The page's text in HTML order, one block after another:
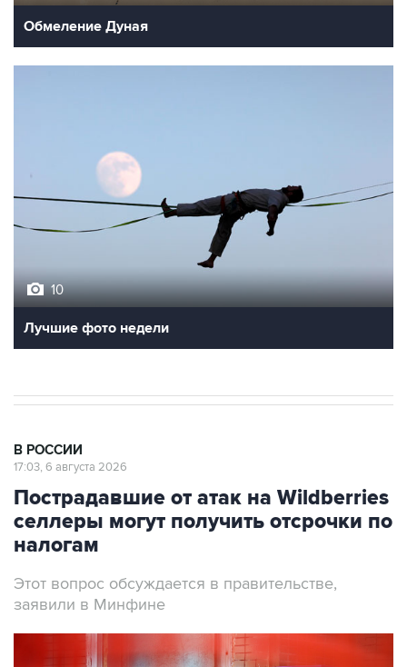
Обмеление Дуная
10
Лучшие фото недели
В РОССИИ
17:03, 6 августа 2026
Пострадавшие от атак на Wildberries
селлеры могут получить отсрочки по
налогам
Этот вопрос обсуждается в правительстве,
заявили в Минфине